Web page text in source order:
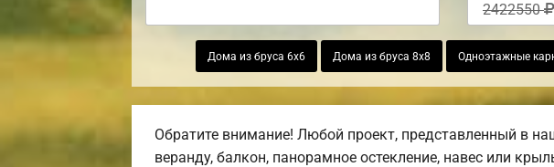
2422550
Дома из бруса 6х6 Дома из бруса 8х8 Одноэтажные
Обратите внимание! Любой проект, представленный в
веранду, балкон, панорамное остекление, навес или